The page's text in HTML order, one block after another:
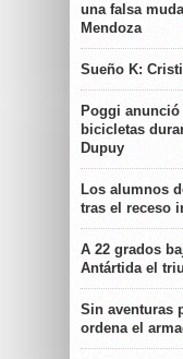
una falsa
Mendoza
Sueño K:
Poggi
bicicletas
Dupuy
Los alumnos
tras el receso
A 22 grados
Antártida el
Sin aventuras
ordena el